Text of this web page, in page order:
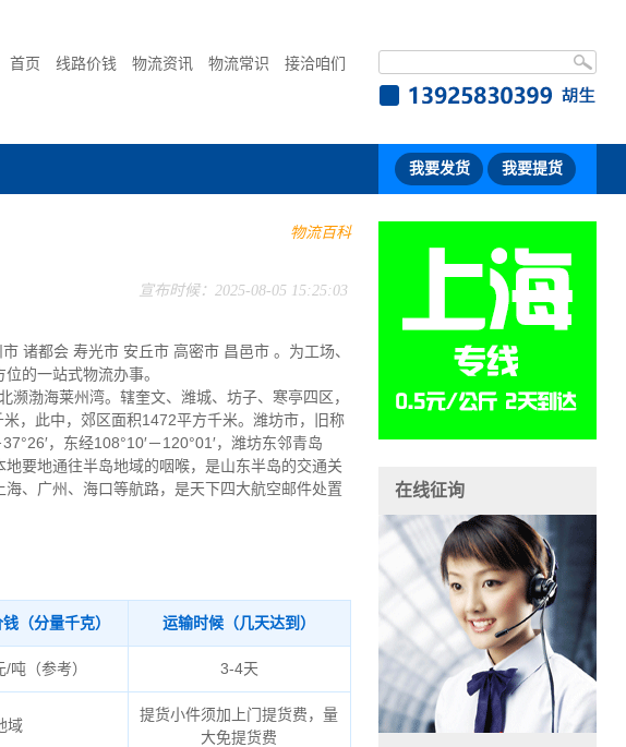
首页 线路价钱 物流资讯 物流常识 接洽咱们
我要发货 我要提货
物流百科
宣布时候：2025-08-05 15:25:03
诸都会 寿光市 安丘市 高密市 昌邑市 。为工场、
的一站式物流办事。
渤海莱州湾。辖奎文、潍城、坊子、寒亭四区，
，此中，郊区面积1472平方千米。潍坊市，旧称
，东经108°10′－120°01′，潍坊东邻青岛
要地通往半岛地域的咽喉，是山东半岛的交通关
、广州、海口等航路，是天下四大航空邮件处置
（分量千克） 运输时候（几天达到）
/吨（参考） 3-4天
域
提货小件须加上门提货费，量
大免提货费
在线征询